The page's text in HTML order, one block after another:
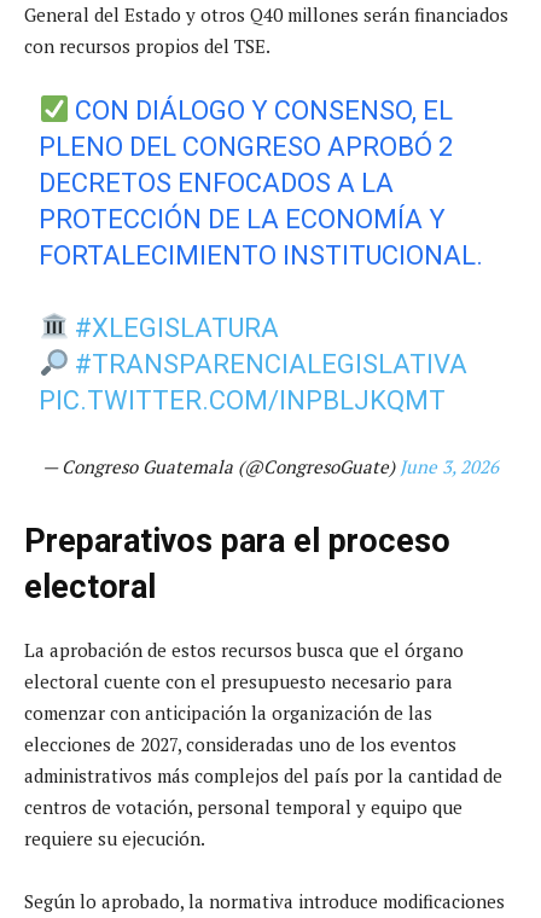
General del Estado y otros Q40 millones serán financiados
con recursos propios del TSE.
CON DIÁLOGO Y CONSENSO, EL
PLENO DEL CONGRESO APROBÓ 2
DECRETOS ENFOCADOS A LA
PROTECCIÓN DE LA ECONOMÍA Y
FORTALECIMIENTO INSTITUCIONAL.
#XLEGISLATURA
#TRANSPARENCIALEGISLATIVA
PIC.TWITTER.COM/INPBLJKQMT
— Congreso Guatemala (@CongresoGuate) June 3, 2026
Preparativos para el proceso
electoral
La aprobación de estos recursos busca que el órgano
electoral cuente con el presupuesto necesario para
comenzar con anticipación la organización de las
elecciones de 2027, consideradas uno de los eventos
administrativos más complejos del país por la cantidad de
centros de votación, personal temporal y equipo que
requiere su ejecución.
Según lo aprobado, la normativa introduce modificaciones